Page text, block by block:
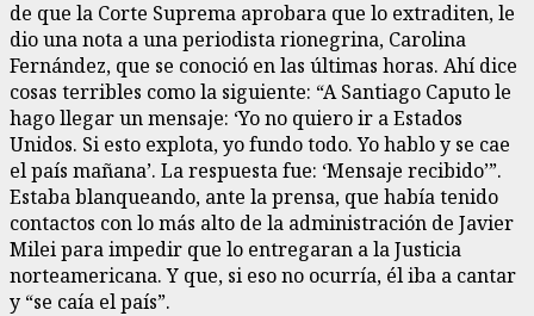
de que la Corte Suprema aprobara que lo extraditen, le
dio una nota a una periodista rionegrina, Carolina
Fernández, que se conoció en las últimas horas. Ahí dice
cosas terribles como la siguiente: “A Santiago Caputo le
hago llegar un mensaje: ‘Yo no quiero ir a Estados
Unidos. Si esto explota, yo fundo todo. Yo hablo y se cae
el país mañana’. La respuesta fue: ‘Mensaje recibido’”.
Estaba blanqueando, ante la prensa, que había tenido
contactos con lo más alto de la administración de Javier
Milei para impedir que lo entregaran a la Justicia
norteamericana. Y que, si eso no ocurría, él iba a cantar
y “se caía el país”.